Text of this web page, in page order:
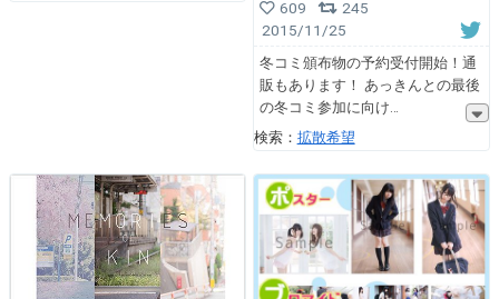
609
245
2015/11/25
冬コミ頒布物の予約受付開始！通
販もあります！ あっきんとの最後
の冬コミ参加に向け
検索： 拡散希望